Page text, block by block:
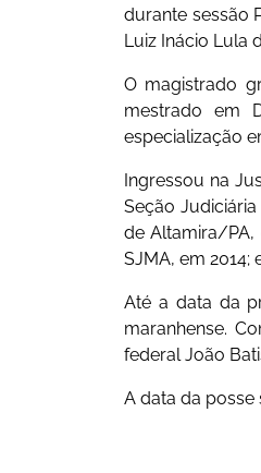
durante sessão
Luiz Inácio Lula
O magistrado
mestrado em
especialização
Ingressou na
Seção
de Altamira/PA,
SJMA, em 2014;
Até a data da
maranhense.
federal João
A data da